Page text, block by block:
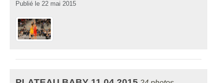
Publié le 22 mai 2015